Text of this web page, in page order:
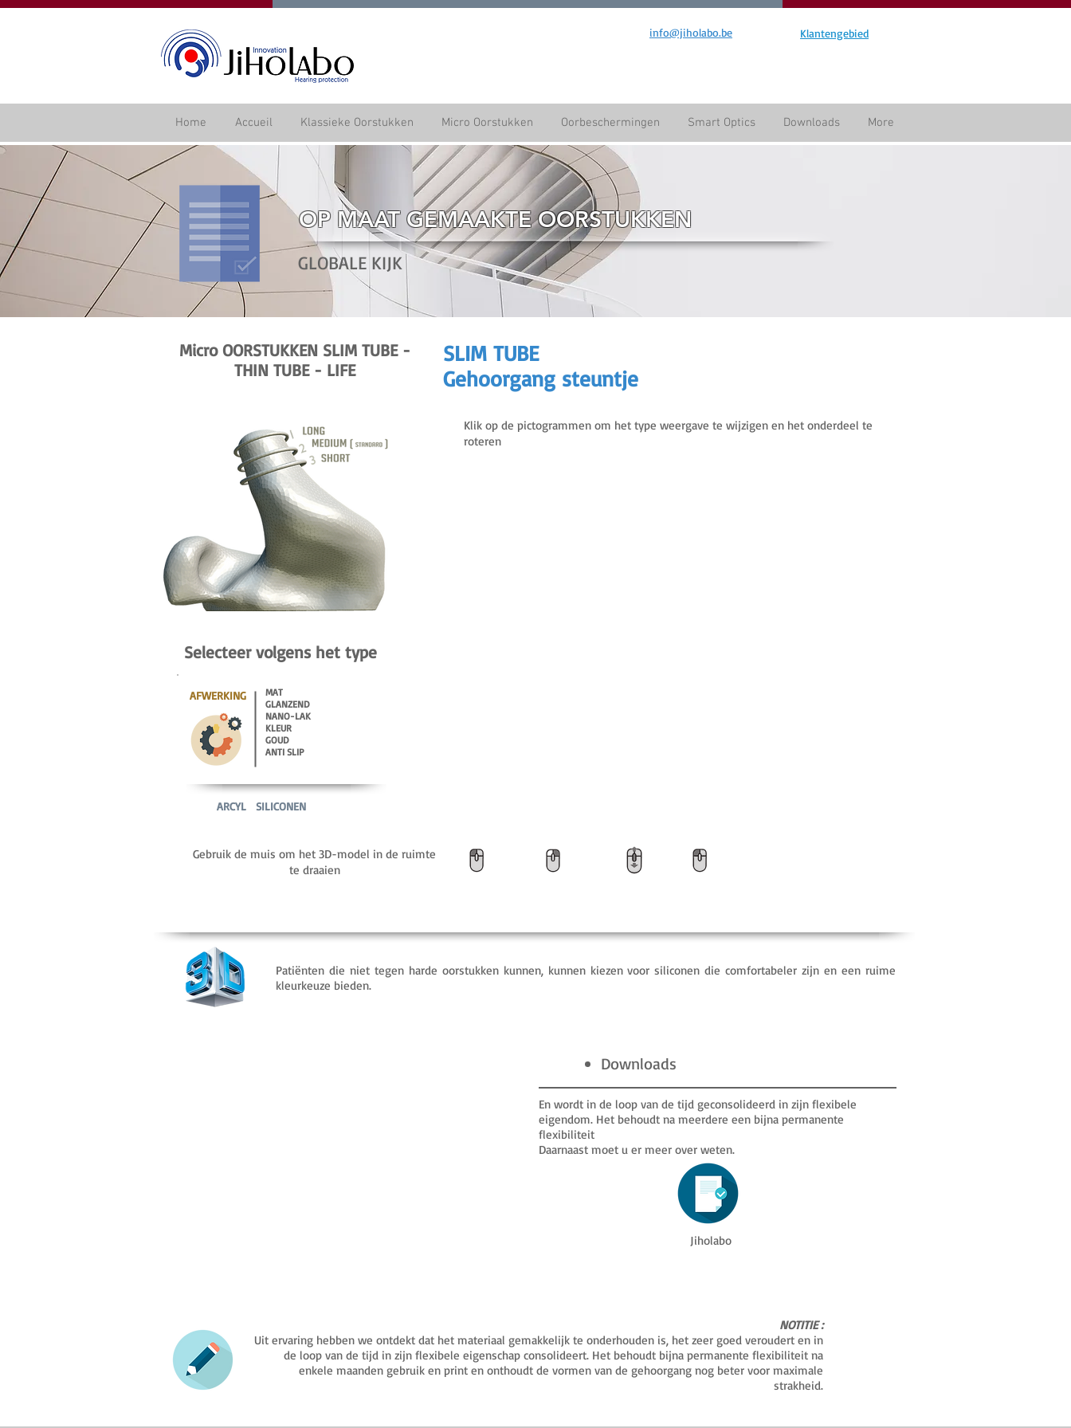
info@jiholabo.be Klantengebied
Home Accueil Klassieke Oorstukken Micro Oorstukken Oorbeschermingen Smart Optics Downloads More
OP MAAT GEMAAKTE OORSTUKKEN
GLOBALE KIJK
Micro OORSTUKKEN SLIM TUBE -
THIN TUBE - LIFE
Selecteer volgens het type
AFWERKING
MAT
GLANZEND
NANO-LAK
KLEUR
GOUD
ANTI SLIP
ARCYL SILICONEN
SLIM TUBE
Gehoorgang steuntje
Klik op de pictogrammen om het type weergave te wijzigen en het onderdeel te
roteren
Gebruik de muis om het 3D-model in de ruimte
te draaien
Patiënten die niet tegen harde oorstukken kunnen, kunnen kiezen voor siliconen die comfortabeler zijn en een ruime
kleurkeuze bieden.
Downloads
En wordt in de loop van de tijd geconsolideerd in zijn flexibele
eigendom. Het behoudt na meerdere een bijna permanente
flexibiliteit
Daarnaast moet u er meer over weten.
Jiholabo
NOTITIE :
Uit ervaring hebben we ontdekt dat het materiaal gemakkelijk te onderhouden is, het zeer goed veroudert en in
de loop van de tijd in zijn flexibele eigenschap consolideert. Het behoudt bijna permanente flexibiliteit na
enkele maanden gebruik en print en onthoudt de vormen van de gehoorgang nog beter voor maximale
strakheid.